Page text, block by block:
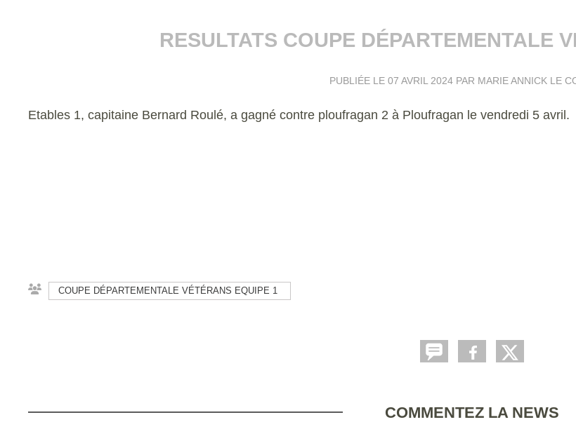
RESULTATS COUPE DÉPARTEMENTALE
PUBLIÉE LE 07 AVRIL 2024 PAR MARIE ANNICK LE
Etables 1, capitaine Bernard Roulé, a gagné contre ploufragan 2 à Ploufragan le vendredi 5 avril.
COUPE DÉPARTEMENTALE VÉTÉRANS EQUIPE 1
COMMENTEZ LA NEWS